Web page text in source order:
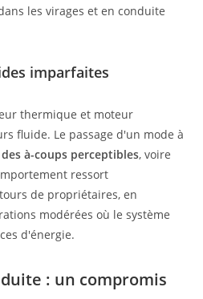
les virages et en conduite
imparfaites
thermique et moteur
fluide. Le passage d'un mode à
des à-coups perceptibles, voire
ressort
de propriétaires, en
modérées où le système
d'énergie.
: un compromis